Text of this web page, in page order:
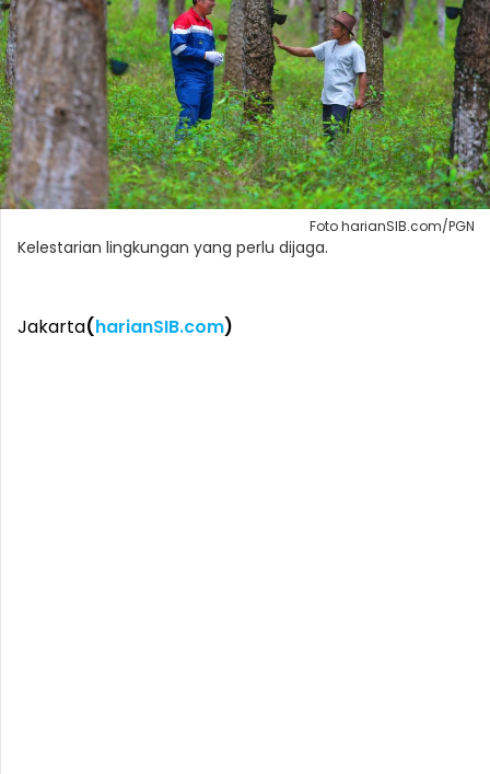
Foto harianSIB.com/PGN
Kelestarian lingkungan yang perlu dijaga.
Jakarta(harianSIB.com)